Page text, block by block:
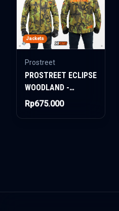
Jackets
Prostreet
PROSTREET ECLIPSE
WOODLAND -
WINDBREAKER
Rp675.000